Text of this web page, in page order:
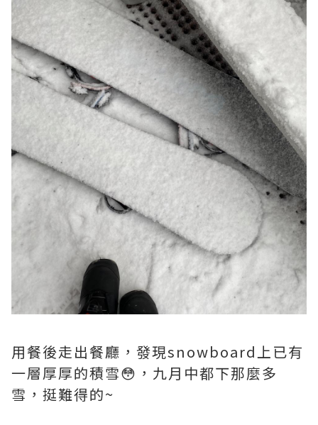
用餐後走出餐廳，發現snowboard上已有
一層厚厚的積雪😳，九月中都下那麼多
雪，挺難得的~